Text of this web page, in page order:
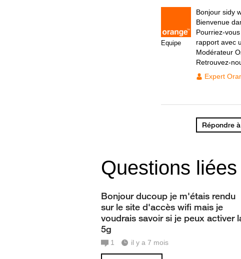
Equipe
Bonjour sidy
Bienvenue
Pourriez-
rapport avec
Modérateur
Retrouvez-
Expert
Répondre
Questions liées
Bonjour ducoup je m'étais rendu
sur le site d'accès wifi mais je
voudrais savoir si je peux activer
5g
1 il y a 7 mois